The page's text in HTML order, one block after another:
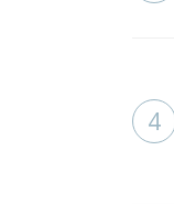
4